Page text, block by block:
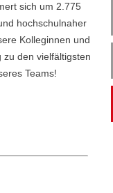
sich um 2.775
hochschulnaher
Kolleginnen und
den vielfältigsten
Teams!